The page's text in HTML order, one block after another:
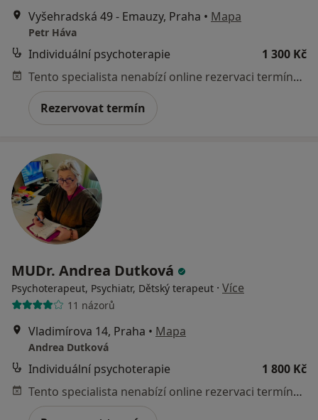
Vyšehradská 49 - Emauzy, Praha • Mapa
Petr Háva
Individuální psychoterapie
1 300 Kč
Tento specialista nenabízí online rezervaci termínu na této adrese.
Rezervovat termín
MUDr. Andrea Dutková
Psychoterapeut, Psychiatr, Dětský terapeut · Více
11 názorů
Vladimírova 14, Praha • Mapa
Andrea Dutková
Individuální psychoterapie
1 800 Kč
Tento specialista nenabízí online rezervaci termínu na této adrese.